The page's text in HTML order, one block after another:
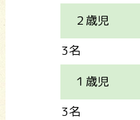
２歳児
3名
１歳児
3名